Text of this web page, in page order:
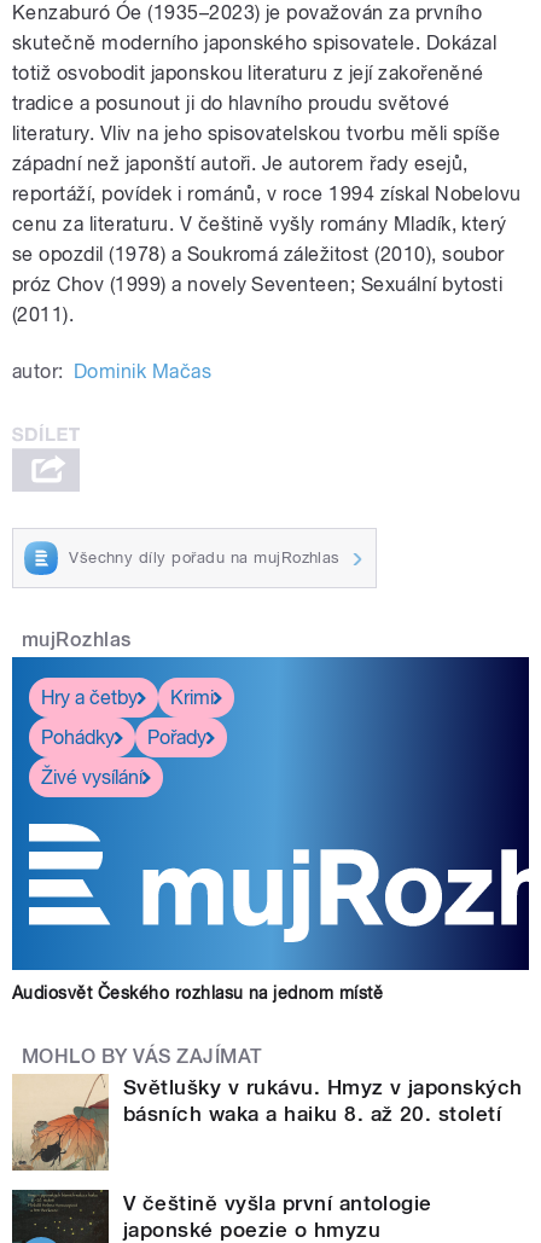
Kenzaburó Óe (1935–2023) je považován za prvního
skutečně moderního japonského spisovatele. Dokázal
totiž osvobodit japonskou literaturu z její zakořeněné
tradice a posunout ji do hlavního proudu světové
literatury. Vliv na jeho spisovatelskou tvorbu měli spíše
západní než japonští autoři. Je autorem řady esejů,
reportáží, povídek i románů, v roce 1994 získal Nobelovu
cenu za literaturu. V češtině vyšly romány Mladík, který
se opozdil (1978) a Soukromá záležitost (2010), soubor
próz Chov (1999) a novely Seventeen; Sexuální bytosti
(2011).
autor: Dominik Mačas
Všechny díly pořadu na mujRozhlas
mujRozhlas
Hry a četby
Krimi
Pohádky
Pořady
Živé vysílání
Audiosvět Českého rozhlasu na jednom místě
MOHLO BY VÁS ZAJÍMAT
Světlušky v rukávu. Hmyz v japonských
básních waka a haiku 8. až 20. století
V češtině vyšla první antologie
japonské poezie o hmyzu